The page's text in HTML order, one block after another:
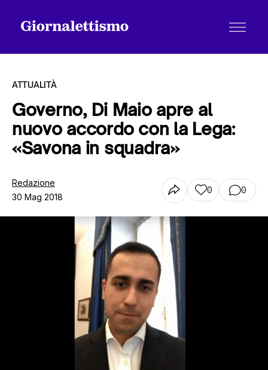
Tutti gli articoli
Chi siamo
ATTUALITÀ
Governo, Di Maio apre al
nuovo accordo con la Lega:
«Savona in squadra»
Redazione
30 Mag 2018
0 0